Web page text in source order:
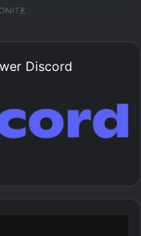
Discord